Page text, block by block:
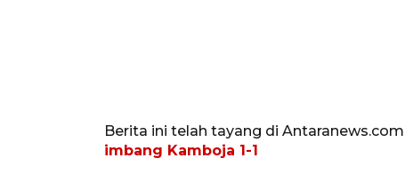
Berita ini telah tayang di
imbang Kamboja 1-1